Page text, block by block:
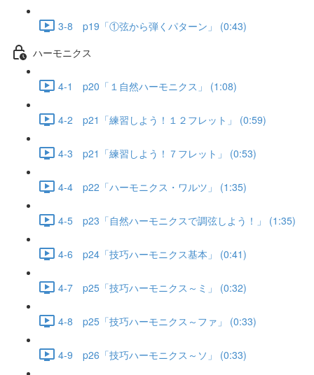
3-8 p19「①弦から弾くパターン」 (0:43)
ハーモニクス
4-1 p20「１自然ハーモニクス」 (1:08)
4-2 p21「練習しよう！１２フレット」 (0:59)
4-3 p21「練習しよう！７フレット」 (0:53)
4-4 p22「ハーモニクス・ワルツ」 (1:35)
4-5 p23「自然ハーモニクスで調弦しよう！」 (1:35)
4-6 p24「技巧ハーモニクス基本」 (0:41)
4-7 p25「技巧ハーモニクス～ミ」 (0:32)
4-8 p25「技巧ハーモニクス～ファ」 (0:33)
4-9 p26「技巧ハーモニクス～ソ」 (0:33)